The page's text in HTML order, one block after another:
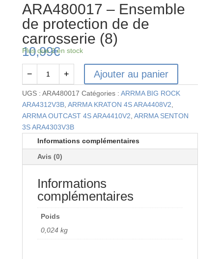
ARA480017 – Ensemble
de protection de de
carrosserie (8)
10,99€
Plus que 2 en stock
quantité
de
ARA480017
-
Ensemble
de
carrosserie
− + Ajouter au panier
UGS : ARA480017 Catégories : ARRMA BIG ROCK
ARA4312V3B, ARRMA KRATON 4S ARA4408V2
ARRMA OUTCAST 4S ARA4410V2 ARRMA SENTON
3S ARA4303V3B
Informations complémentaires
Avis (0)
Informations
complémentaires
Poids
0,024 kg